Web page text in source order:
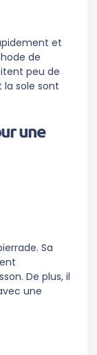
et
de
peu de
la sole sont
une
Sa
De plus, il
une